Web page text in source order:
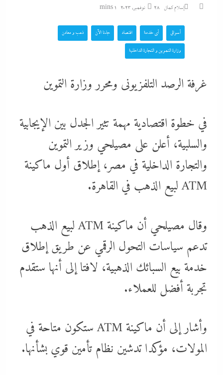
إسلام كمال 28 نوفمبر، 2023 1 mins
أسواق أي خدمة اقتصاد جاءنا الآن ذهب و معادن
وزارة التموين و التجارة الداخلية
غرفة الرصد التلفزيونى ومحرر وزارة التموين
في خطوة اقتصادية مهمة تثير الجدل بين الإيجابية
والسلبية، أعلن على مصيلحي وزير التموين
والتجارة الداخلية في مصر، إطلاق أول ماكينة
ATM لبيع الذهب في القاهرة.
وقال مصيلحي أن ماكينة ATM لبيع الذهب
تدعم سياسات التحول الرقمي عن طريق إطلاق
خدمة بيع السبائك الذهبية، لافتا إلى أنها ستقدم
تجربة أفضل للعملاء.
وأشار إلى أن ماكينة ATM ستكون متاحة في
المولات، مؤكدا تدشين نظام تأمين قوي بشأنها.